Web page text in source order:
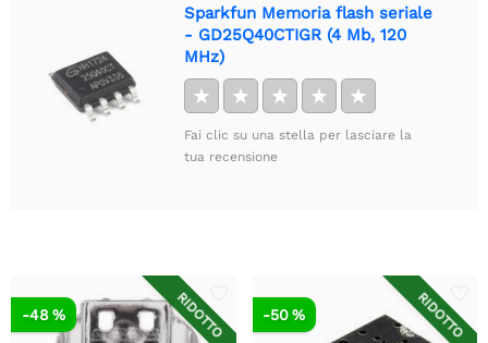
Sparkfun Memoria flash seriale
- GD25Q40CTIGR (4 Mb, 120
MHz)
★ ★ ★ ★ ★
Fai clic su una stella per lasciare la
tua recensione
RIDOTTO
-48 % RIDOTTO
-50 %